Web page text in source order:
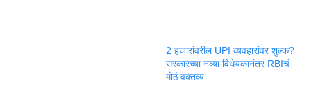
2 हजारांवरील UPI व्यवहारांवर शुल्क?
सरकारच्या नव्या विधेयकानंतर RBIचं
मोठं वक्तव्य